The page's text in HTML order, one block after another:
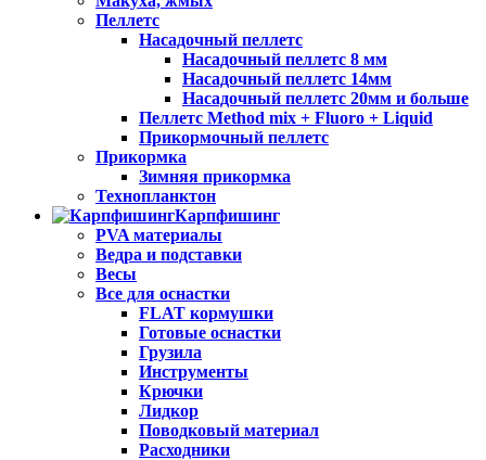
Пеллетс
Насадочный пеллетс
Насадочный пеллетс 8 мм
Насадочный пеллетс 14мм
Насадочный пеллетс 20мм и больше
Пеллетс Method mix + Fluoro + Liquid
Прикормочный пеллетс
Прикормка
Зимняя прикормка
Технопланктон
Карпфишинг
PVA материалы
Ведра и подставки
Весы
Все для оснастки
FLAT кормушки
Готовые оснастки
Грузила
Инструменты
Крючки
Лидкор
Поводковый материал
Расходники